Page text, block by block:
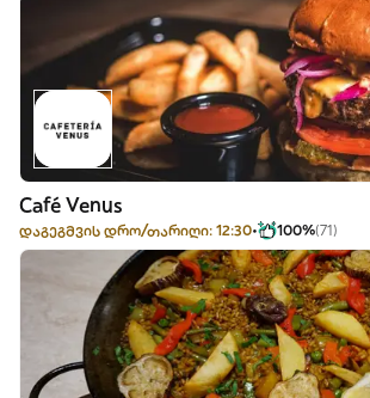
Café Venus
დაგეგმვის დრო/თარიღი: 12:30 100%(71)